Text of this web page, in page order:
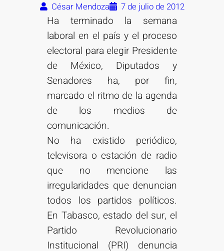
César Mendoza 7 de julio de 2012
Ha terminado la semana
laboral en el país y el proceso
electoral para elegir Presidente
de México, Diputados y
Senadores ha, por fin,
marcado el ritmo de la agenda
de los medios de
comunicación.
No ha existido periódico,
televisora o estación de radio
que no mencione las
irregularidades que denuncian
todos los partidos políticos.
En Tabasco, estado del sur, el
Partido Revolucionario
Institucional (PRI) denuncia